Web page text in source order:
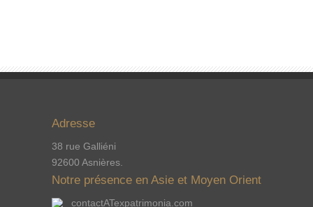
Adresse
38 rue Galliéni
92600 Asnières.
Notre présence en Asie et Moyen Orient
contactATexpatrimonia.com